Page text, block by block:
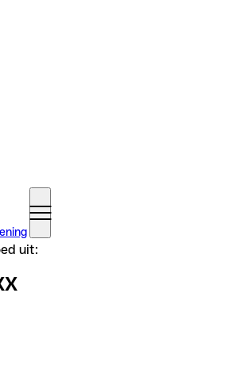
uit: